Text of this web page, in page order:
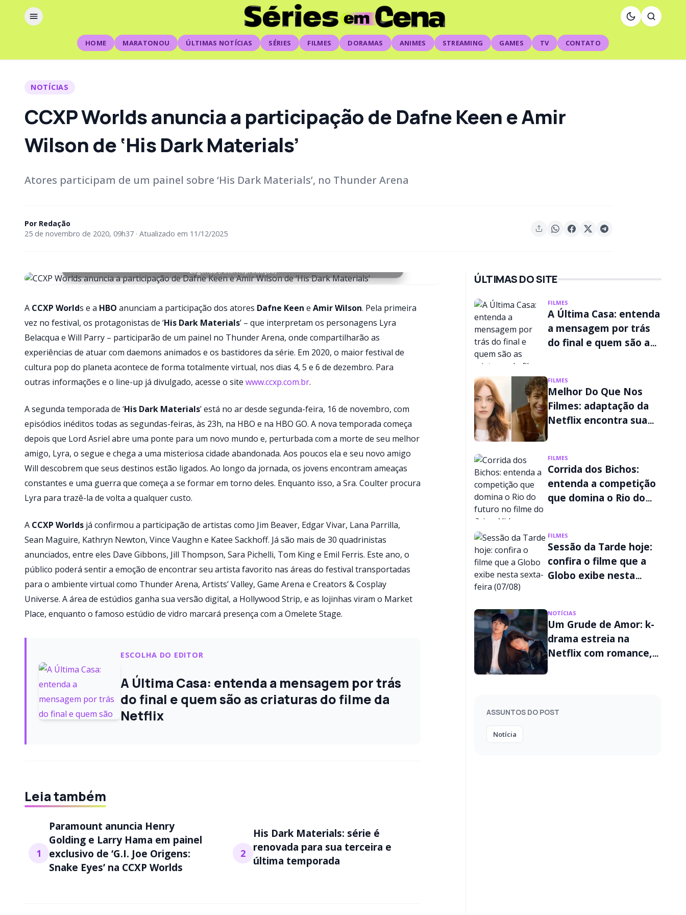
HOME MARATONOU ÚLTIMAS NOTÍCIAS SÉRIES FILMES DORAMAS ANIMES STREAMING GAMES TV CONTATO
NOTÍCIAS
CCXP Worlds anuncia a participação de Dafne Keen e Amir
Wilson de ‘His Dark Materials’
Atores participam de um painel sobre ‘His Dark Materials’, no Thunder Arena
Por Redação
25 de novembro de 2020, 09h37 · Atualizado em 11/12/2025
Legenda (Foto: Reprodução)
A CCXP Worlds e a HBO anunciam a participação dos atores Dafne Keen e Amir Wilson. Pela primeira
vez no festival, os protagonistas de ‘His Dark Materials’ – que interpretam os personagens Lyra
Belacqua e Will Parry – participarão de um painel no Thunder Arena, onde compartilharão as
experiências de atuar com daemons animados e os bastidores da série. Em 2020, o maior festival de
cultura pop do planeta acontece de forma totalmente virtual, nos dias 4, 5 e 6 de dezembro. Para
outras informações e o line-up já divulgado, acesse o site www.ccxp.com.br.
A segunda temporada de ‘His Dark Materials’ está no ar desde segunda-feira, 16 de novembro, com
episódios inéditos todas as segundas-feiras, às 23h, na HBO e na HBO GO. A nova temporada começa
depois que Lord Asriel abre uma ponte para um novo mundo e, perturbada com a morte de seu melhor
amigo, Lyra, o segue e chega a uma misteriosa cidade abandonada. Aos poucos ela e seu novo amigo
Will descobrem que seus destinos estão ligados. Ao longo da jornada, os jovens encontram ameaças
constantes e uma guerra que começa a se formar em torno deles. Enquanto isso, a Sra. Coulter procura
Lyra para trazê-la de volta a qualquer custo.
A CCXP Worlds já confirmou a participação de artistas como Jim Beaver, Edgar Vivar, Lana Parrilla,
Sean Maguire, Kathryn Newton, Vince Vaughn e Katee Sackhoff. Já são mais de 30 quadrinistas
anunciados, entre eles Dave Gibbons, Jill Thompson, Sara Pichelli, Tom King e Emil Ferris. Este ano, o
público poderá sentir a emoção de encontrar seu artista favorito nas áreas do festival transportadas
para o ambiente virtual como Thunder Arena, Artists’ Valley, Game Arena e Creators & Cosplay
Universe. A área de estúdios ganha sua versão digital, a Hollywood Strip, e as lojinhas viram o Market
Place, enquanto o famoso estúdio de vidro marcará presença com a Omelete Stage.
ESCOLHA DO EDITOR
A Última Casa: entenda a mensagem por trás
do final e quem são as criaturas do filme da
Netflix
Leia também
1
Paramount anuncia Henry
Golding e Larry Hama em painel
exclusivo de ‘G.I. Joe Origens:
Snake Eyes’ na CCXP Worlds
2
His Dark Materials: série é
renovada para sua terceira e
última temporada
ÚLTIMAS DO SITE
FILMES
A Última Casa: entenda
a mensagem por trás
do final e quem são as
FILMES
Melhor Do Que Nos
Filmes: adaptação da
Netflix encontra sua
FILMES
Corrida dos Bichos:
entenda a competição
que domina o Rio do
FILMES
Sessão da Tarde hoje:
confira o filme que a
Globo exibe nesta
NOTÍCIAS
Um Grude de Amor: k-
drama estreia na
Netflix com romance,
ASSUNTOS DO POST
Notícia